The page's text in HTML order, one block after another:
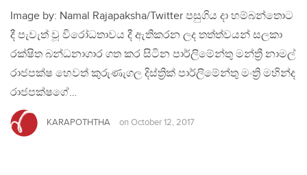
Image by: Namal Rajapaksha/Twitter පසුගිය දා හම්බන්තොට
දී පැවැත් වූ විරෝධතාවය දී ඇතිකරන ලද තත්ත්වයන් සලකා
රක්ෂිත බන්ධනාගාර ගත කර සිටින පාර්ලිමේන්තු මන්ත්‍රී නාමල්
රාජපක්ෂ හෙවත් කුරුණැගල දිස්ත්‍රික් පාර්ලිමේන්තු මංත්‍රි මහින්ද
රාජපක්ෂගේ…
KARAPOTHTHA on October 12, 2017